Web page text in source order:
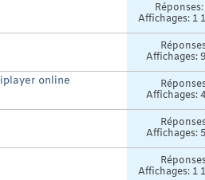
Affichages: 1
Affichages:
online
Affichages:
Affichages:
Affichages: 1